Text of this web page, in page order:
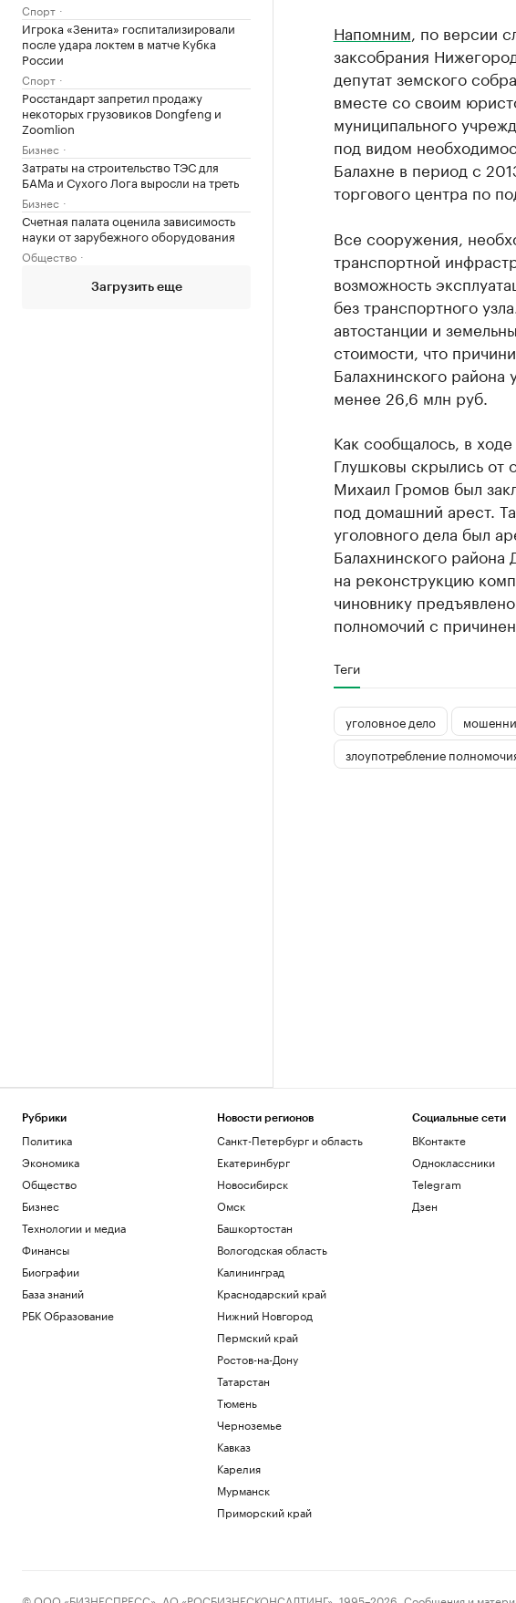
Спорт
Игрока «Зенита» госпитализировали
после удара локтем в матче Кубка
России
Спорт
Росстандарт запретил продажу
некоторых грузовиков Dongfeng и
Zoomlion
Бизнес
Затраты на строительство ТЭС для
БАМа и Сухого Лога выросли на треть
Бизнес
Счетная палата оценила зависимость
науки от зарубежного оборудования
Общество
Загрузить еще
Напомним , по версии
заксобрания
депутат земского
вместе со своим
муниципального
под видом
Балахне в период с
торгового центра по
Все сооружения,
транспортной
возможность
без транспортного
автостанции и
стоимости, что
Балахнинского
менее 26,6 млн руб.
Как сообщалось, в
Глушковы скрылись от
Михаил Громов был
под домашний арест.
уголовного дела был
Балахнинского
на реконструкцию
чиновнику
полномочий с
Теги
уголовное дело
злоупотребление
Рубрики
Политика
Экономика
Общество
Бизнес
Технологии и медиа
Финансы
Биографии
База знаний
РБК Образование
Новости регионов
Санкт-Петербург и область
Екатеринбург
Новосибирск
Омск
Башкортостан
Вологодская область
Калининград
Краснодарский край
Нижний Новгород
Пермский край
Ростов-на-Дону
Татарстан
Тюмень
Черноземье
Кавказ
Карелия
Мурманск
Приморский край
Социальные сети
ВКонтакте
Одноклассники
Telegram
Дзен